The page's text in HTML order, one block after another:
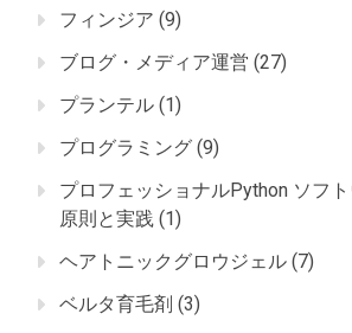
フィンジア (9)
ブログ・メディア運営 (27)
プランテル (1)
プログラミング (9)
プロフェッショナルPython ソフ
原則と実践 (1)
ヘアトニックグロウジェル (7)
ベルタ育毛剤 (3)